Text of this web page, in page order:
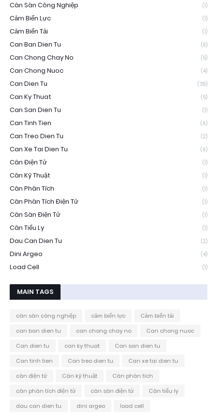
Cân Sàn Công Nghiệp (1)
Cảm Biến Lực (1)
Cảm Biến Tải (1)
Can Ban Dien Tu (9)
Can Chong Chay No (5)
Can Chong Nuoc (4)
Can Dien Tu (39)
Can Ky Thuat (5)
Can San Dien Tu (1)
Can Tinh Tien (6)
Can Treo Dien Tu (2)
Can Xe Tai Dien Tu (6)
Cân Điện Tử (1)
Cân Kỹ Thuật (1)
Cân Phân Tích (1)
Cân Phân Tích Điện Tử (1)
Cân Sàn Điện Tử (1)
Cân Tiểu Ly (1)
Dau Can Dien Tu (2)
Dini Argeo (4)
Load Cell (1)
MAIN TAGS
cân sàn công nghiệp cảm biến lực
Cảm biến tải
can ban dien tu
can chong chay no
Can chong nuoc
Can dien tu
can ky thuat
Can san dien tu
Can tinh tien
Can treo dien tu
Can xe tai dien tu
cân điện tử
Cân kỹ thuật
Cân phân tích
cân phân tích điện tử
cân sàn điện tử
Cân tiểu ly
dau can dien tu
dini argeo load cell